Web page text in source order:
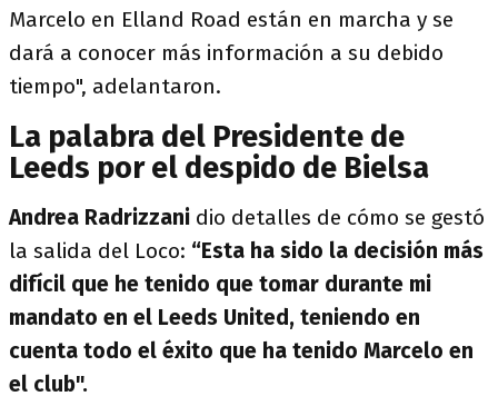
Marcelo en Elland Road están en marcha y se
dará a conocer más información a su debido
tiempo", adelantaron.
La palabra del Presidente de
Leeds por el despido de Bielsa
Andrea Radrizzani dio detalles de cómo se gestó
la salida del Loco: “Esta ha sido la decisión más
difícil que he tenido que tomar durante mi
mandato en el Leeds United, teniendo en
cuenta todo el éxito que ha tenido Marcelo en
el club".